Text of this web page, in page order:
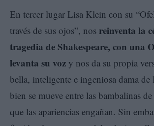
En tercer lugar Lisa Klein con su
través de sus ojos”, nos reinventa la
tragedia de Shakespeare, con una
levanta su voz y nos da su propia
bella, inteligente e ingeniosa dama de
bien se mueve entre las bambalinas
que las apariencias engañan. Sin